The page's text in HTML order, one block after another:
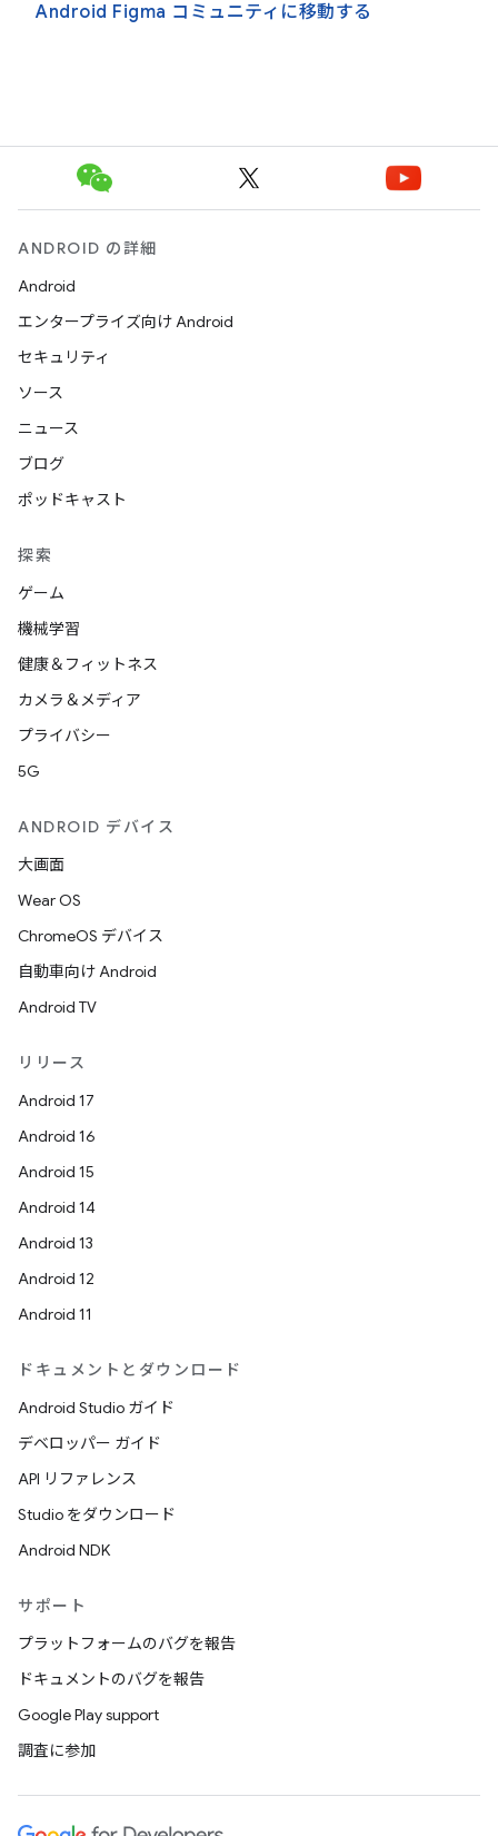
Android Figma コミュニティに移動する
ANDROID の詳細
Android
エンタープライズ向け Android
セキュリティ
ソース
ニュース
ブログ
ポッドキャスト
探索
ゲーム
機械学習
健康＆フィットネス
カメラ＆メディア
プライバシー
5G
ANDROID デバイス
大画面
Wear OS
ChromeOS デバイス
自動車向け Android
Android TV
リリース
Android 17
Android 16
Android 15
Android 14
Android 13
Android 12
Android 11
ドキュメントとダウンロード
Android Studio ガイド
デベロッパー ガイド
API リファレンス
Studio をダウンロード
Android NDK
サポート
プラットフォームのバグを報告
ドキュメントのバグを報告
Google Play support
調査に参加